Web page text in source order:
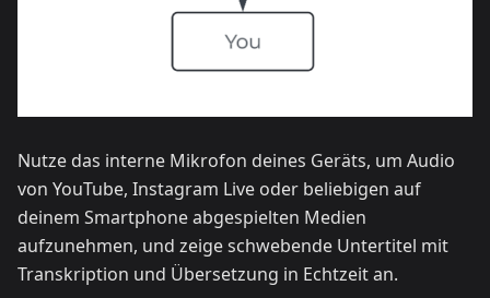
Nutze das interne Mikrofon deines Geräts, um Audio
von YouTube, Instagram Live oder beliebigen auf
deinem Smartphone abgespielten Medien
aufzunehmen, und zeige schwebende Untertitel mit
Transkription und Übersetzung in Echtzeit an.